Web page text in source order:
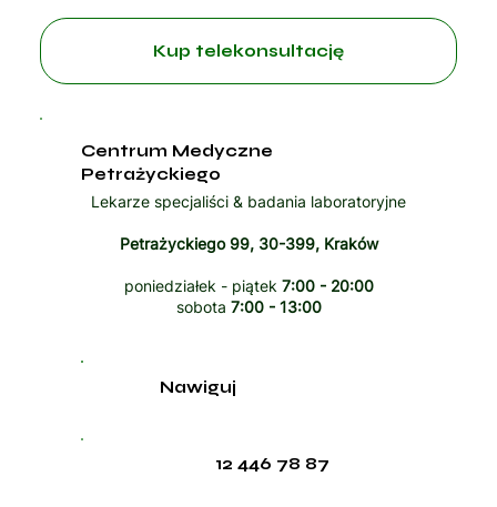
Kup telekonsultację
Centrum Medyczne
Petrażyckiego
Lekarze specjaliści & badania laboratoryjne
Petrażyckiego 99, 30-399, Kraków
poniedziałek - piątek 7:00 - 20:00
sobota 7:00 - 13:00
12 446 78 87
Nawiguj